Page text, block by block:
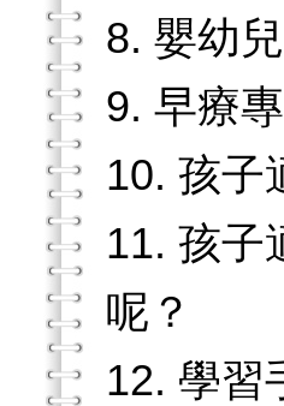
8. 嬰幼
9. 早療
10. 孩子
11. 孩子
呢？
12. 學習